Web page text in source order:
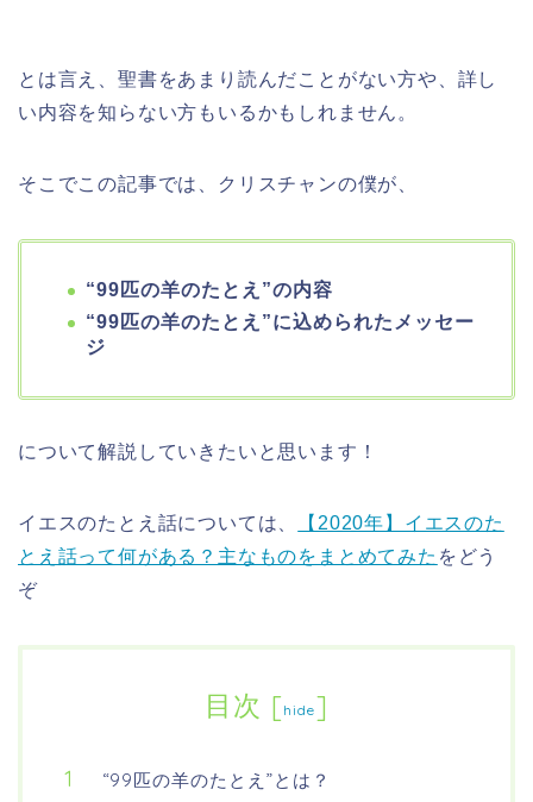
とは言え、聖書をあまり読んだことがない方や、詳し
い内容を知らない方もいるかもしれません。
そこでこの記事では、クリスチャンの僕が、
“99匹の羊のたとえ”の内容
“99匹の羊のたとえ”に込められたメッセー
ジ
について解説していきたいと思います！
イエスのたとえ話については、
【2020年】イエスのた
とえ話って何がある？主なものをまとめてみた をどう
ぞ
目次 [hide]
“99匹の羊のたとえ”とは？